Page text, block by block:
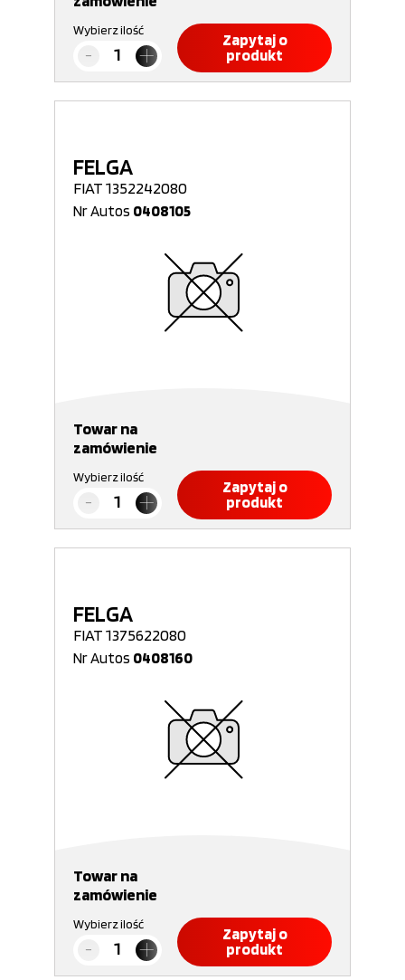
Wybierz ilość
Zapytaj o
produkt
FELGA
FIAT 1352242080
Nr Autos 0408105
Towar na
zamówienie
Wybierz ilość
Zapytaj o
produkt
FELGA
FIAT 1375622080
Nr Autos 0408160
Towar na
zamówienie
Wybierz ilość
Zapytaj o
produkt